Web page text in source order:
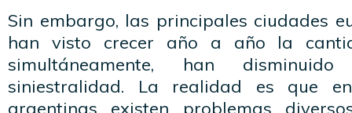
Sin embargo, las principales ciudades
han visto crecer año a año la
simultáneamente, han
siniestralidad. La realidad es que
argentinas existen problemas